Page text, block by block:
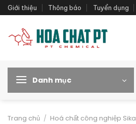
Bỏ
qua
dung
Giới thiệu Thông báo Tuyển dụng
Danh mục
Trang chủ / Hoá chất công nghiệp Sika